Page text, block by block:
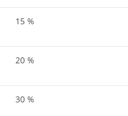
15 %
20 %
30 %